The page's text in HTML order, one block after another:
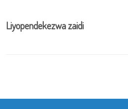
Liyopendekezwa zaidi